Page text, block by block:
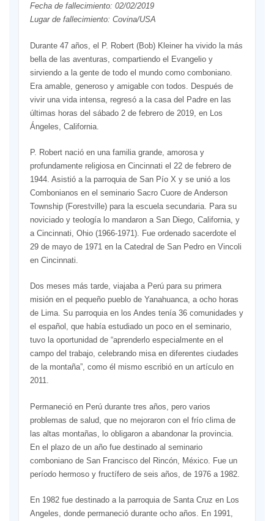
Fecha de fallecimiento: 02/02/2019
Lugar de fallecimiento: Covina/USA
Durante 47 años, el P. Robert (Bob) Kleiner ha vivido la más
bella de las aventuras, compartiendo el Evangelio y
sirviendo a la gente de todo el mundo como comboniano.
Era amable, generoso y amigable con todos. Después de
vivir una vida intensa, regresó a la casa del Padre en las
últimas horas del sábado 2 de febrero de 2019, en Los
Ángeles, California.
P. Robert nació en una familia grande, amorosa y
profundamente religiosa en Cincinnati el 22 de febrero de
1944. Asistió a la parroquia de San Pío X y se unió a los
Combonianos en el seminario Sacro Cuore de Anderson
Township (Forestville) para la escuela secundaria. Para su
noviciado y teología lo mandaron a San Diego, California, y
a Cincinnati, Ohio (1966-1971). Fue ordenado sacerdote el
29 de mayo de 1971 en la Catedral de San Pedro en Vincoli
en Cincinnati.
Dos meses más tarde, viajaba a Perú para su primera
misión en el pequeño pueblo de Yanahuanca, a ocho horas
de Lima. Su parroquia en los Andes tenía 36 comunidades y
el español, que había estudiado un poco en el seminario,
tuvo la oportunidad de “aprenderlo especialmente en el
campo del trabajo, celebrando misa en diferentes ciudades
de la montaña”, como él mismo escribió en un artículo en
2011.
Permaneció en Perú durante tres años, pero varios
problemas de salud, que no mejoraron con el frío clima de
las altas montañas, lo obligaron a abandonar la provincia.
En el plazo de un año fue destinado al seminario
comboniano de San Francisco del Rincón, México. Fue un
período hermoso y fructífero de seis años, de 1976 a 1982.
En 1982 fue destinado a la parroquia de Santa Cruz en Los
Angeles, donde permaneció durante ocho años. En 1991,